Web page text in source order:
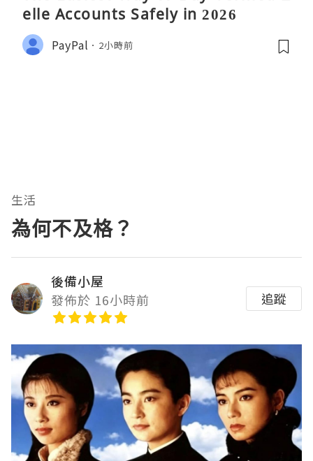
elle Accounts Safely in 2026
PayPal 2小時前
生活
為何不及格？
後備小屋
發佈於 16小時前
追蹤